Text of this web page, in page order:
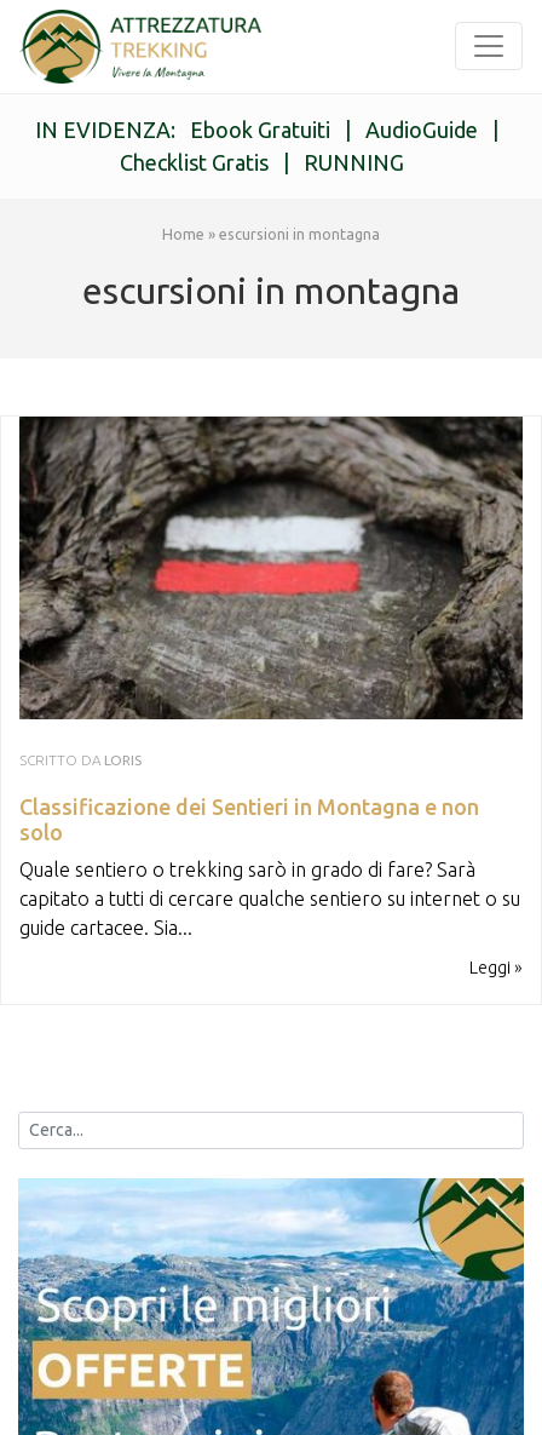
IN EVIDENZA: Ebook Gratuiti AudioGuide
Checklist Gratis| RUNNING
Home » escursioni in montagna
escursioni in montagna
SCRITTO DA LORIS
Classificazione dei Sentieri in Montagna e non
solo
Quale sentiero o trekking sarò in grado di fare? Sarà
capitato a tutti di cercare qualche sentiero su internet o su
guide cartacee. Sia...
Leggi »